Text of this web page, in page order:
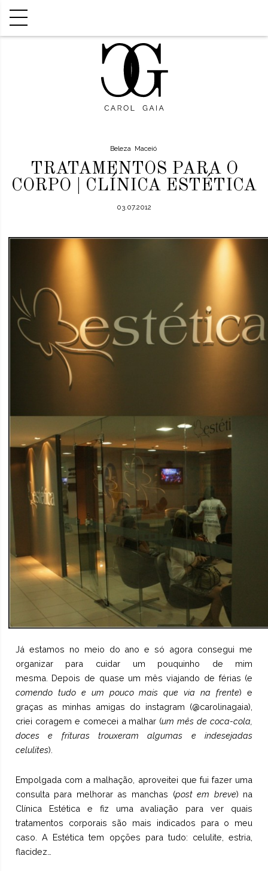
Beleza Maceió
TRATAMENTOS PARA O
CORPO | CLÍNICA ESTÉTICA
03.07.2012
Já estamos no meio do ano e só agora consegui me
organizar para cuidar um pouquinho de mim
mesma. Depois de quase um mês viajando de férias (e
comendo tudo e um pouco mais que via na frente) e
graças as minhas amigas do instagram (@carolinagaia),
criei coragem e comecei a malhar (um mês de coca-cola,
doces e frituras trouxeram algumas e indesejadas
celulites).
Empolgada com a malhação, aproveitei que fui fazer uma
consulta para melhorar as manchas (post em breve) na
Clínica Estética e fiz uma avaliação para ver quais
tratamentos corporais são mais indicados para o meu
caso. A Estética tem opções para tudo: celulite, estria,
flacidez…